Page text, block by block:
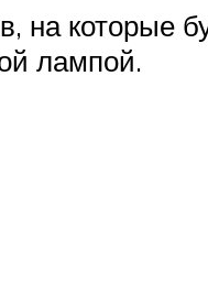
на которые
лампой.